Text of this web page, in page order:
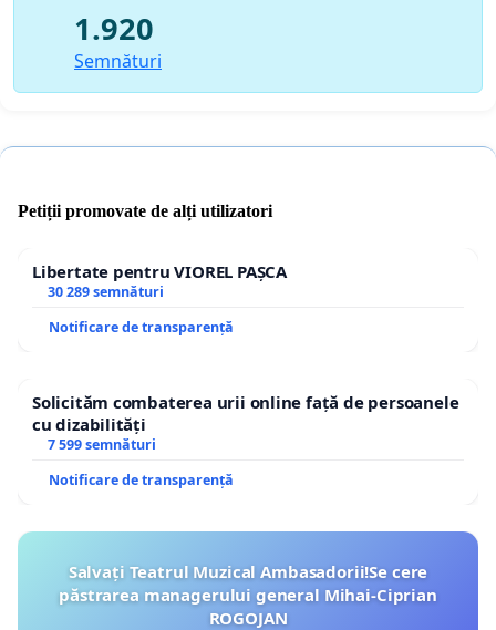
1.920
Semnături
Petiții promovate de alți utilizatori
Libertate pentru VIOREL PAȘCA
30 289 semnături
Notificare de transparență
Solicităm combaterea urii online față de persoanele
cu dizabilități
7 599 semnături
Notificare de transparență
Salvați Teatrul Muzical Ambasadorii!Se cere
păstrarea managerului general Mihai-Ciprian
ROGOJAN